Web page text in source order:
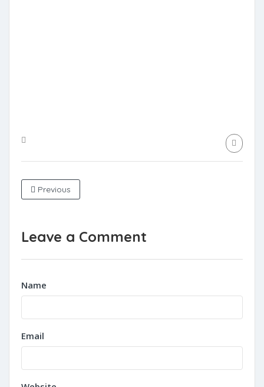
Previous
Leave a Comment
Name
Email